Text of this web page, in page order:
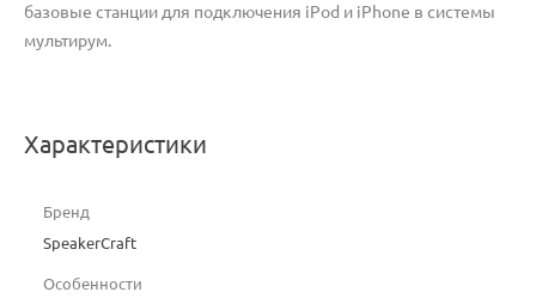
базовые станции для подключения iPod и iPhone в системы
мультирум.
Характеристики
Бренд
SpeakerCraft
Особенности